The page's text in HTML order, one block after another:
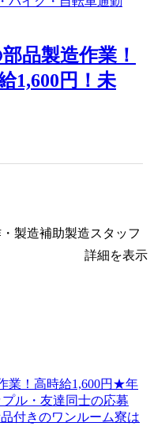
品製造作業！
1,600円！未
製造補助製造スタッフ
詳細を表示